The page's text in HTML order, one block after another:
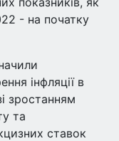
- на початку
інфляції в
зростанням
та
ставок